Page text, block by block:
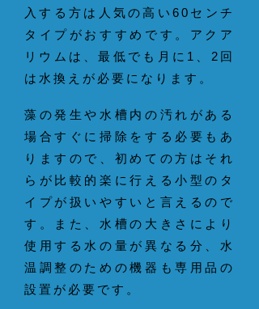
入する方は人気の高い60センチ
タイプがおすすめです。アクア
リウムは、最低でも月に1、2回
は水換えが必要になります。
藻の発生や水槽内の汚れがある
場合すぐに掃除をする必要もあ
りますので、初めての方はそれ
らが比較的楽に行える小型のタ
イプが扱いやすいと言えるので
す。また、水槽の大きさにより
使用する水の量が異なる分、水
温調整のための機器も専用品の
設置が必要です。